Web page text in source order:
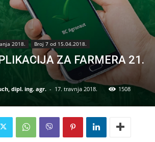
2018. Broj 7 od 15.04.2018.
ZA FARMERA 21.
dipl. ing. agr. - 17. travnja 2018. 1508